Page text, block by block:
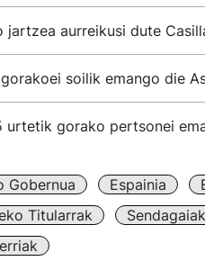
jartzea aurreikusi dute
soilik emango die
urtetik gorako pertsonei
Gobernua Espainia
Titularrak Sendagaiak